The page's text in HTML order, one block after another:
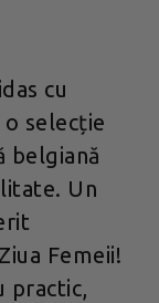
cu
selecție
belgiană
Un
Femeii!
practic,